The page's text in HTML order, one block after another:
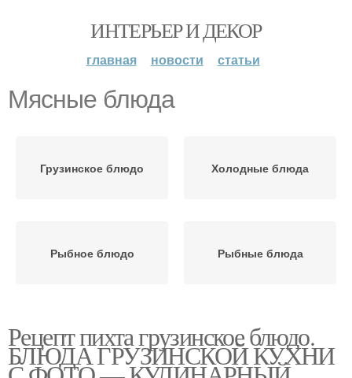
ИНТЕРЬЕР И ДЕКОР
главная новости статьи
Мясные блюда
Грузинское блюдо Холодные блюда
Рыбное блюдо Рыбные блюда
Рецепт пихта грузинское блюдо.
БЛЮДА ГРУЗИНСКОЙ КУХНИ